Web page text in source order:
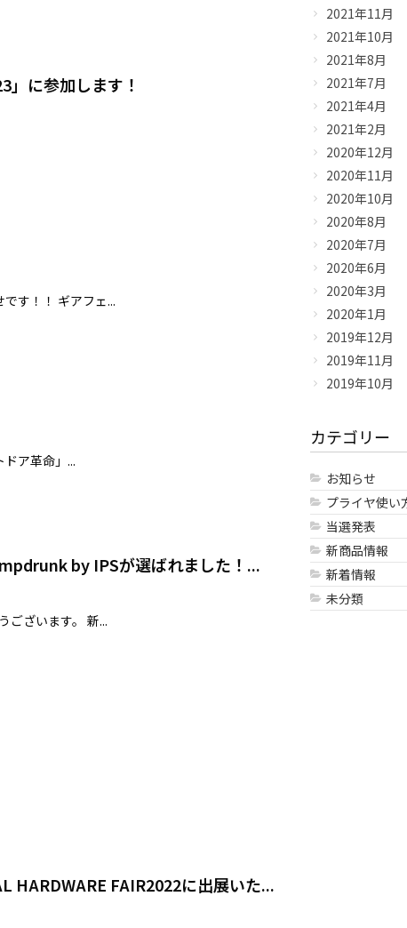
」に参加します！
す！！ ギアフェ...
ア革命」...
by IPSが選ばれました！...
ございます。 新...
HARDWARE FAIR2022に出展いた...
2021年11月
2021年10月
2021年8月
2021年7月
2021年4月
2021年2月
2020年12月
2020年11月
2020年10月
2020年8月
2020年7月
2020年6月
2020年3月
2020年1月
2019年12月
2019年11月
2019年10月
カテゴリー
お知らせ
プライヤ使い
当選発表
新商品情報
新着情報
未分類